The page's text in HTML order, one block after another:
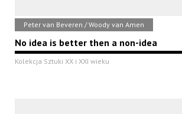
Peter van Beveren / Woody van Amen
No idea is better then a non-idea
Kolekcja Sztuki XX i XXI wieku